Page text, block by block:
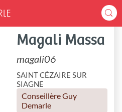
Magali Massa
magali06
SAINT CÉZAIRE SUR
SIAGNE
Conseillère Guy
Demarle